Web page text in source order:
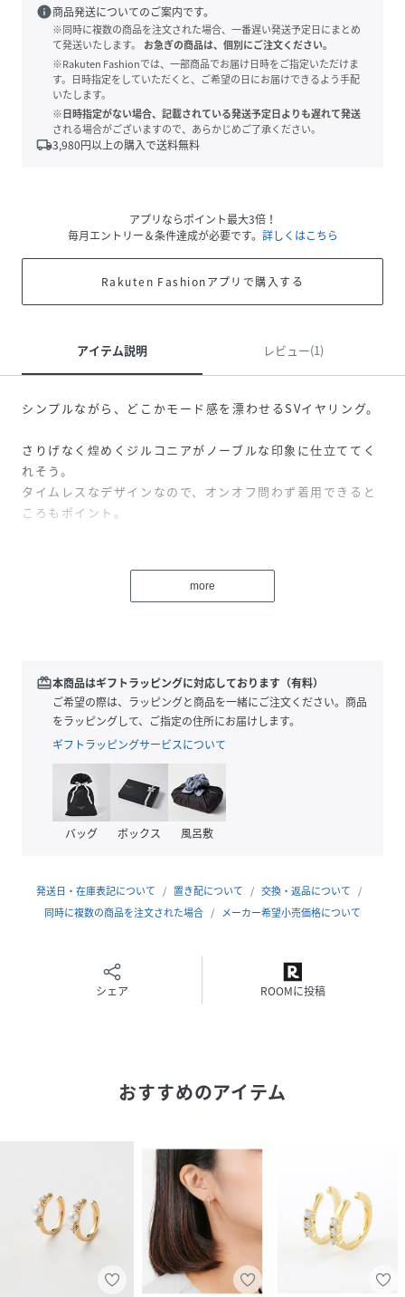
info商品発送についてのご案内です。
※同時に複数の商品を注文された場合、一番遅い発送予定日にまとめ
て発送いたします。
お急ぎの商品は、個別にご注文ください。
※Rakuten Fashionでは、一部商品でお届け日時をご指定いただけま
す。日時指定をしていただくと、ご希望の日にお届けできるよう手配
いたします。
※日時指定がない場合、記載されている発送予定日よりも遅れて発送
される場合がございますので、あらかじめご了承ください。
local_shipping3,980円以上の購入で送料無料
アプリならポイント最大3倍！
毎月エントリー＆条件達成が必要です。 詳しくはこちら
Rakuten Fashionアプリで購入する
アイテム説明 レビュー(1)
シンプルながら、どこかモード感を漂わせるSVイヤリング。
さりげなく煌めくジルコニアがノーブルな印象に仕立ててく
れそう。
タイムレスなデザインなので、オンオフ問わず着用できると
ころもポイント。
※別売のシリコン製イヤーキャッチ（品番：00022008）の
着用をおすすめしております。
性別タイプ レディース
製造国 1次加工国：タイ / 最終加工国：日
本
ーティング（ニッケルフリー）、キュービック
ジルコニア
045525-045526-8-1 BQ8864
more
redeem本商品はギフトラッピングに対応しております（有料）
ご希望の際は、ラッピングと商品を一緒にご注文ください。商品
をラッピングして、ご指定の住所にお届けします。
ギフトラッピングサービスについて
バッグ ボックス 風呂敷
発送日・在庫表記について 置き配について
交換・返品について
同時に複数の商品を注文された場合
メーカー希望小売価格について
シェア ROOMに投稿
おすすめのアイテム